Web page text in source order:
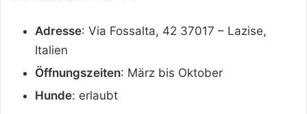
Adresse: Via Fossalta, 42 37017 – Lazise,
Italien
Öffnungszeiten: März bis Oktober
Hunde: erlaubt